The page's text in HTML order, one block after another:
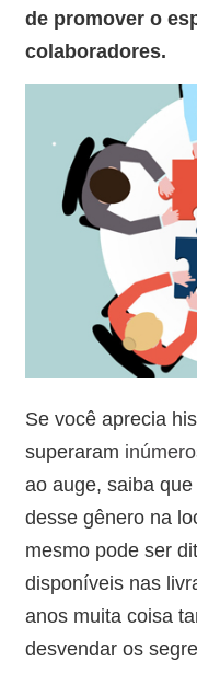
de promover o
colaboradores.
Se você aprecia
superaram
ao auge, saiba
desse gênero na
mesmo pode ser
disponíveis nas
anos muita coisa
desvendar os